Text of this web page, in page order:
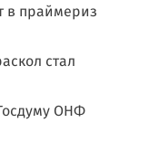
в праймериз
стал
ОНФ